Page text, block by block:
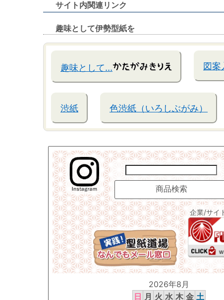
サイト内関連リンク
趣味として伊勢型紙を
趣味として… 図案
渋紙 色渋紙（いろしぶがみ）
企業/サイ
2026年8月
日 月 火 水 木 金 土